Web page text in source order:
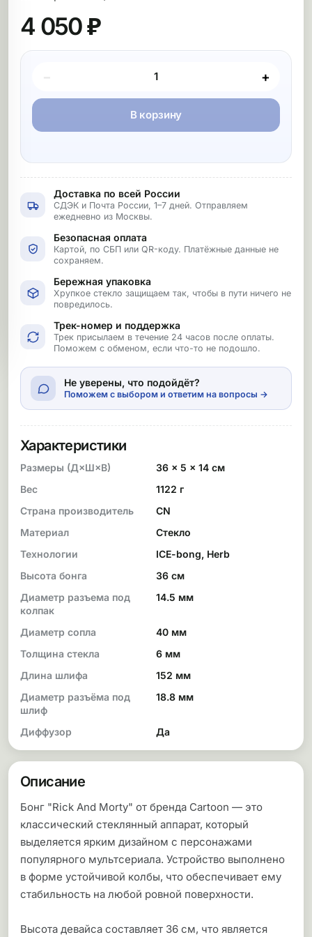
4 050 ₽
Покупка товара
− +
В корзину
Доставка по всей России
СДЭК и Почта России, 1–7 дней. Отправляем
ежедневно из Москвы.
Безопасная оплата
Картой, по СБП или QR-коду. Платёжные данные не
сохраняем.
Бережная упаковка
Хрупкое стекло защищаем так, чтобы в пути ничего не
повредилось.
Трек-номер и поддержка
Трек присылаем в течение 24 часов после оплаты.
Поможем с обменом, если что-то не подошло.
Не уверены, что подойдёт?
Поможем с выбором и ответим на вопросы →
Характеристики
Размеры (Д×Ш×В)
36 × 5 × 14 см
Вес
1122 г
Страна производитель
CN
Материал
Стекло
Технологии
ICE-bong, Herb
Высота бонга
36 см
Диаметр разъема под
колпак
14.5 мм
Диаметр сопла
40 мм
Толщина стекла
6 мм
Длина шлифа
152 мм
Диаметр разъёма под
шлиф
18.8 мм
Диффузор Да
Описание
Бонг "Rick And Morty" от бренда Cartoon — это
классический стеклянный аппарат, который
выделяется ярким дизайном с персонажами
популярного мультсериала. Устройство выполнено
в форме устойчивой колбы, что обеспечивает ему
стабильность на любой ровной поверхности.
Высота девайса составляет 36 см, что является